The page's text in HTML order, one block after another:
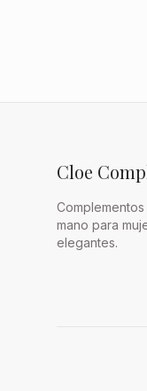
Cloe
mano para
elegantes.